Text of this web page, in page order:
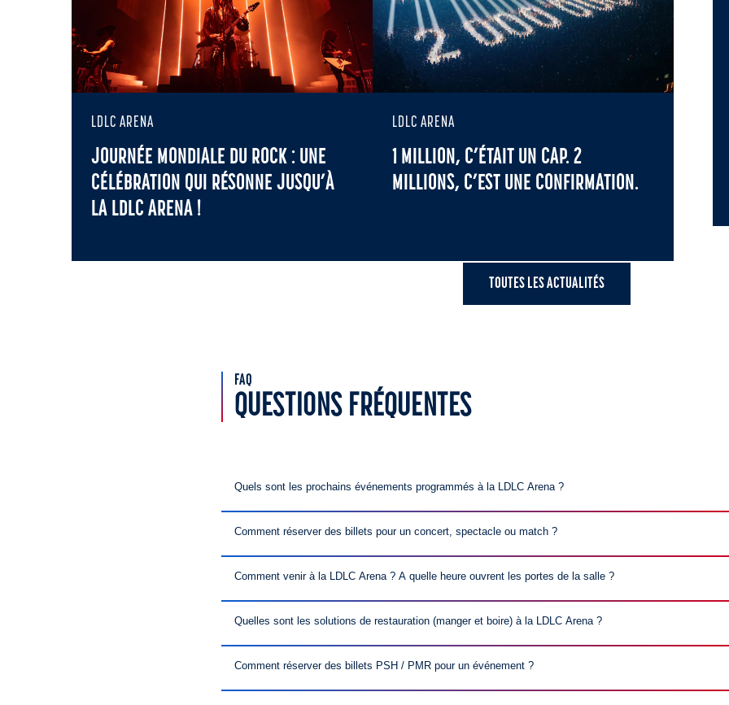
LDLC ARENA
JOURNÉE MONDIALE DU ROCK : UNE
CÉLÉBRATION QUI RÉSONNE JUSQU’À
LA LDLC ARENA !
LDLC ARENA
1 MILLION, C’ÉTAIT UN CAP. 2
MILLIONS, C’EST UNE CONFIRMATION.
TOUTES LES ACTUALITÉS
FAQ
QUESTIONS FRÉQUENTES
Quels sont les prochains événements programmés à la LDLC Arena ?
Retrouvez tous les événements programmés sur le calendrier.
Comment réserver des billets pour un concert, spectacle ou match ?
Il est possible de venir en transports en commun, en voiture, en moto et en
page dédiée à votre événement depuis le calendrier pour trouver toutes les
l’accessibilité ainsi que les horaires d’ouverture.
Comment venir à la LDLC Arena ? A quelle heure ouvrent les portes de la salle ?
Il est possible de venir en transports en commun, en voiture, en moto et en
page dédiée à votre événement depuis le calendrier pour trouver toutes les
l’accessibilité ainsi que les horaires d’ouverture.
Quelles sont les solutions de restauration (manger et boire) à la LDLC Arena ?
Il existe plusieurs solutions de restauration à l’extérieur et à l’intérieur de la
diversifiée de nourriture et boisson sera proposée en fonction des événements.
loisirs d’OL Vallée, situé à quelques pas de la LDLC Arena, vous propose
Comment réserver des billets PSH / PMR pour un événement ?
Si vous souhaitez réserver des billets pour un événement ou un billet